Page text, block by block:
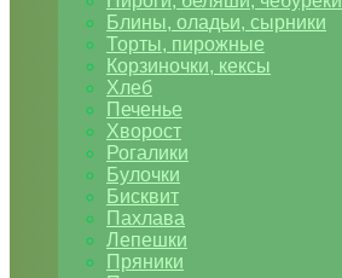
Блины, оладьи, сырники
Торты, пирожные
Корзиночки, кексы
Хлеб
Печенье
Хворост
Рогалики
Булочки
Бисквит
Пахлава
Лепешки
Пряники